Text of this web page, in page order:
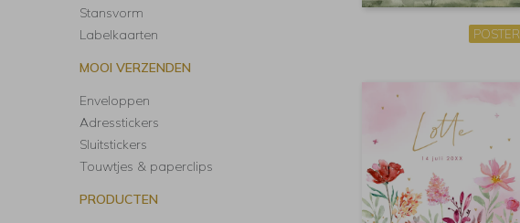
Stansvorm
Labelkaarten
MOOI VERZENDEN
Enveloppen
Adresstickers
Sluitstickers
Touwtjes & paperclips
PRODUCTEN
POSTER